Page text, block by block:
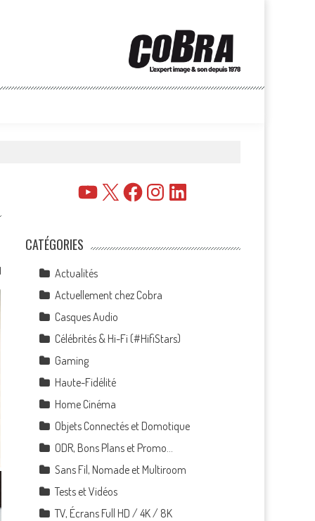
YouTube
X FacebookInstagramLinkedIn
CATÉGORIES
Actualités
Actuellement chez Cobra
Casques Audio
Célébrités & Hi-Fi (#HifiStars)
Gaming
Haute-Fidélité
Home Cinéma
Objets Connectés et Domotique
ODR, Bons Plans et Promo…
Sans Fil, Nomade et Multiroom
Tests et Vidéos
TV, Écrans Full HD / 4K / 8K